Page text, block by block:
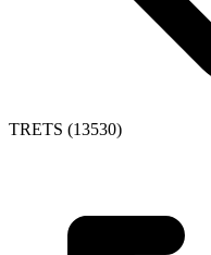
TRETS (13530)